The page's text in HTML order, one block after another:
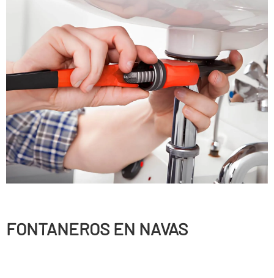
FONTANEROS EN NAVAS